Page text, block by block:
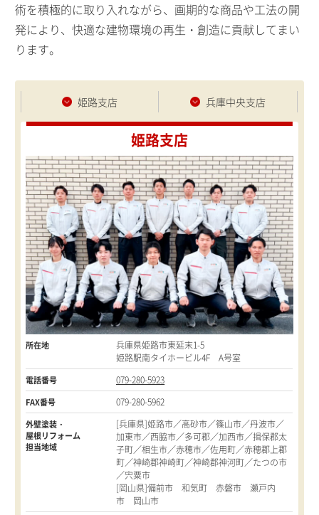
術を積極的に取り入れながら、画期的な商品や工法の開
発により、快適な建物環境の再生・創造に貢献してまい
ります。
姫路支店 兵庫中央支店
姫路支店
所在地
兵庫県姫路市東延末1-5
姫路駅南タイホービル4F A号室
電話番号
079-280-5923
FAX番号
079-280-5962
外壁塗装・
屋根リフォーム
担当地域
[兵庫県]姫路市／高砂市／篠山市／丹波市／
加東市／西脇市／多可郡／加西市／揖保郡太
子町／相生市／赤穂市／佐用町／赤穂郡上郡
町／神崎郡神崎町／神崎郡神河町／たつの市
／宍粟市
[岡山県]備前市 和気町 赤磐市 瀬戸内
市 岡山市